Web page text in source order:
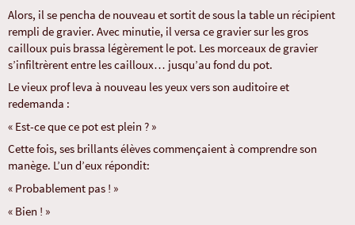
Alors, il se pencha de nouveau et sortit de sous la table un récipient
rempli de gravier. Avec minutie, il versa ce gravier sur les gros
cailloux puis brassa légèrement le pot. Les morceaux de gravier
s’infiltrèrent entre les cailloux… jusqu’au fond du pot.
Le vieux prof leva à nouveau les yeux vers son auditoire et
redemanda :
« Est-ce que ce pot est plein ? »
Cette fois, ses brillants élèves commençaient à comprendre son
manège. L’un d’eux répondit:
« Probablement pas ! »
« Bien ! »